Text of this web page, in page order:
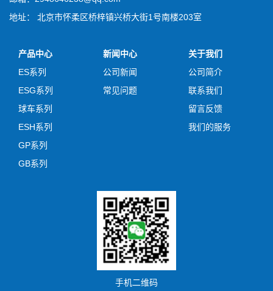
地址： 北京市怀柔区桥梓镇兴桥大街1号南楼203室
产品中心
ES系列
ESG系列
球车系列
ESH系列
GP系列
GB系列
新闻中心
公司新闻
常见问题
关于我们
公司简介
联系我们
留言反馈
我们的服务
手机二维码